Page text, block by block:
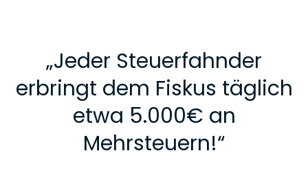
„Jeder Steuerfahnder
erbringt dem Fiskus täglich
etwa 5.000€ an
Mehrsteuern!“